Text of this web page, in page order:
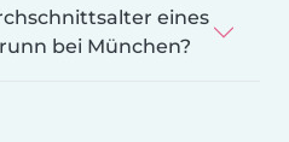
eines
bei München?